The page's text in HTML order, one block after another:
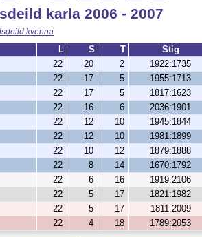
karla 2006 - 2007
kvenna
L S T Stig
22 20 2 1922:1735
22 17 5 1955:1713
22 17 5 1817:1623
22 16 6 2036:1901
22 12 10 1945:1844
22 12 10 1981:1899
22 10 12 1879:1888
22 8 14 1670:1792
22 6 16 1919:2106
22 5 17 1821:1982
22 5 17 1811:2009
22 4 18 1789:2053